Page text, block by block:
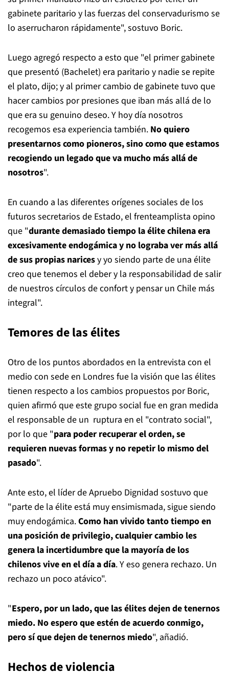
gabinete paritario y las fuerzas del conservadurismo se
lo aserrucharon rápidamente", sostuvo Boric.
Luego agregó respecto a esto que "el primer gabinete
que presentó (Bachelet) era paritario y nadie se repite
el plato, dijo; y al primer cambio de gabinete tuvo que
hacer cambios por presiones que iban más allá de lo
que era su genuino deseo. Y hoy día nosotros
recogemos esa experiencia también. No quiero
presentarnos como pioneros, sino como que estamos
recogiendo un legado que va mucho más allá de
nosotros".
En cuando a las diferentes orígenes sociales de los
futuros secretarios de Estado, el frenteamplista opino
que "durante demasiado tiempo la élite chilena era
excesivamente endogámica y no lograba ver más allá
de sus propias naricesy yo siendo parte de una élite
creo que tenemos el deber y la responsabilidad de salir
de nuestros círculos de confort y pensar un Chile más
integral".
Temores de las élites
Otro de los puntos abordados en la entrevista con el
medio con sede en Londres fue la visión que las élites
tienen respecto a los cambios propuestos por Boric,
quien afirmó que este grupo social fue en gran medida
el responsable de un ruptura en el "contrato social",
por lo que "para poder recuperar el orden, se
requieren nuevas formas y no repetir lo mismo del
pasado".
Ante esto, el líder de Apruebo Dignidad sostuvo que
"parte de la élite está muy ensimismada, sigue siendo
muy endogámica.Como han vivido tanto tiempo en
una posición de privilegio, cualquier cambio les
genera la incertidumbre que la mayoría de los
chilenos vive en el día a día. Y eso genera rechazo. Un
rechazo un poco atávico".
"Espero, por un lado, que las élites dejen de tenernos
miedo. No espero que estén de acuerdo conmigo,
pero sí que dejen de tenernos miedo", añadió.
Hechos de violencia